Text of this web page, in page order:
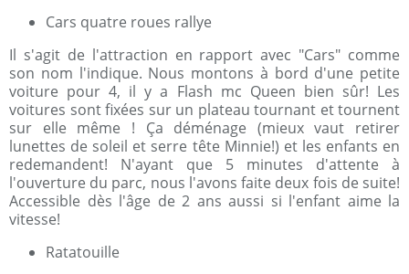
Cars quatre roues rallye
Il s'agit de l'attraction en rapport avec "Cars" comme
son nom l'indique. Nous montons à bord d'une petite
voiture pour 4, il y a Flash mc Queen bien sûr! Les
voitures sont fixées sur un plateau tournant et tournent
sur elle même ! Ça déménage (mieux vaut retirer
lunettes de soleil et serre tête Minnie!) et les enfants en
redemandent! N'ayant que 5 minutes d'attente à
l'ouverture du parc, nous l'avons faite deux fois de suite!
Accessible dès l'âge de 2 ans aussi si l'enfant aime la
vitesse!
Ratatouille